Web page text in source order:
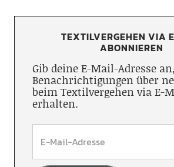
TEXTILVERGEHEN VIA
ABONNIEREN
Gib deine E-Mail-Adresse
Benachrichtigungen über
beim Textilvergehen via E-
erhalten.